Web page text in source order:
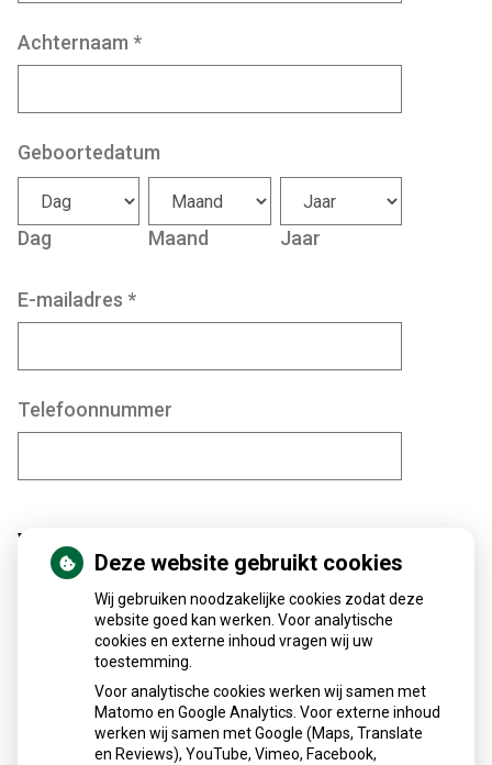
Achternaam *
Geboortedatum
Dag Maand Jaar
E-mailadres *
Telefoonnummer
Vraag
Onderwerp*
Deze website gebruikt cookies
Wij gebruiken noodzakelijke cookies zodat deze
website goed kan werken. Voor analytische
cookies en externe inhoud vragen wij uw
toestemming.
Voor analytische cookies werken wij samen met
Matomo en Google Analytics. Voor externe inhoud
werken wij samen met Google (Maps, Translate
en Reviews), YouTube, Vimeo, Facebook,